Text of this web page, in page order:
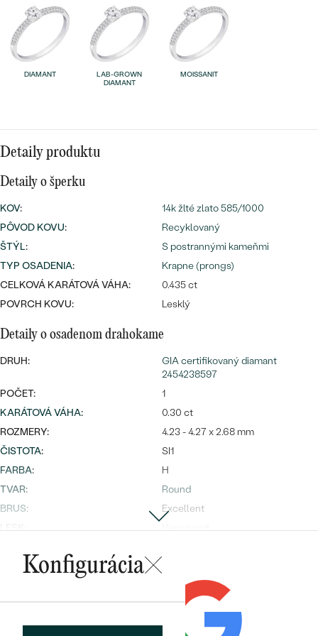
Najpredávanejšie
obrúčky
PREZRIEŤ
DRAHOKAM
PODĽA MATERIÁLU
PLATINA
STRIEBRO
Wave kolekcia
S DRAHOKAMAMI
S LAB GROWN DIAMANTMI
PERSONALIZOVANÉ
PODĽA PRÍLEŽITOSTI
PODĽA FARBY
PODĽA TVARU DRAHOKAMU
DIAMANTY
Najpredávanejšie
náušnice
CENOVO DOSTUPNÉ
LUXUSNÉ
Personalizované
prívesky
OBJAVIŤ
LUXUSNÉ
Najpredávanejšie
PREZRIEŤ
DIAMANT
LAB-GROWN
DIAMANT
MOISSANIT
Detaily produktu
Detaily o šperku
KOV:
14k žlté zlato 585/1000
PÔVOD KOVU:
Recyklovaný
ŠTÝL:
S postrannými kameňmi
TYP OSADENIA:
Krapne (prongs)
CELKOVÁ KARÁTOVÁ VÁHA:
0.435 ct
POVRCH KOVU:
Lesklý
Detaily o osadenom drahokame
DRUH:
GIA certifikovaný diamant
2454238597
POČET:
1
KARÁTOVÁ VÁHA:
0.30 ct
ROZMERY:
4.23 - 4.27 x 2.68 mm
ČISTOTA:
SI1
FARBA:
H
TVAR:
Round
BRUS:
Excellent
LESK:
Very good
FLUORESCENCIA:
Prírodný
ODKAZ NA CERTIFIKÁT:
GIA
CERTIFIKÁT:
GIA 2454238597
Konfigurácia